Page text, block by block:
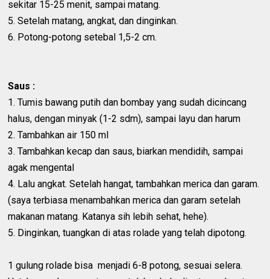
sekitar 15-25 menit, sampai matang.
5. Setelah matang, angkat, dan dinginkan.
6. Potong-potong setebal 1,5-2 cm.
Saus :
1. Tumis bawang putih dan bombay yang sudah dicincang
halus, dengan minyak (1-2 sdm), sampai layu dan harum
2. Tambahkan air 150 ml
3. Tambahkan kecap dan saus, biarkan mendidih, sampai
agak mengental
4. Lalu angkat. Setelah hangat, tambahkan merica dan garam.
(saya terbiasa menambahkan merica dan garam setelah
makanan matang. Katanya sih lebih sehat, hehe).
5. Dinginkan, tuangkan di atas rolade yang telah dipotong.
1 gulung rolade bisa menjadi 6-8 potong, sesuai selera.